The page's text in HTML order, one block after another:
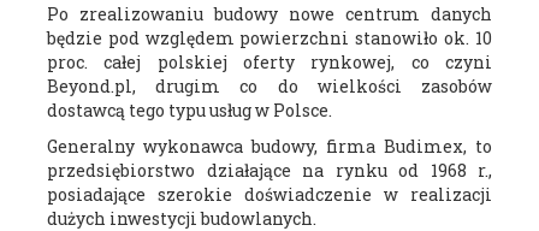
Po zrealizowaniu budowy nowe centrum danych
będzie pod względem powierzchni stanowiło ok. 10
proc. całej polskiej oferty rynkowej, co czyni
Beyond.pl, drugim co do wielkości zasobów
dostawcą tego typu usług w Polsce.
Generalny wykonawca budowy, firma Budimex, to
przedsiębiorstwo działające na rynku od 1968 r.,
posiadające szerokie doświadczenie w realizacji
dużych inwestycji budowlanych.